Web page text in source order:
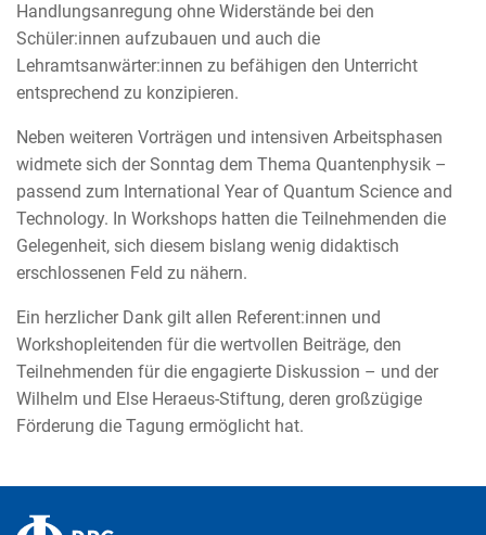
Handlungsanregung ohne Widerstände bei den
Schüler:innen aufzubauen und auch die
Lehramtsanwärter:innen zu befähigen den Unterricht
entsprechend zu konzipieren.
Neben weiteren Vorträgen und intensiven Arbeitsphasen
widmete sich der Sonntag dem Thema Quantenphysik –
passend zum International Year of Quantum Science and
Technology. In Workshops hatten die Teilnehmenden die
Gelegenheit, sich diesem bislang wenig didaktisch
erschlossenen Feld zu nähern.
Ein herzlicher Dank gilt allen Referent:innen und
Workshopleitenden für die wertvollen Beiträge, den
Teilnehmenden für die engagierte Diskussion – und der
Wilhelm und Else Heraeus-Stiftung, deren großzügige
Förderung die Tagung ermöglicht hat.